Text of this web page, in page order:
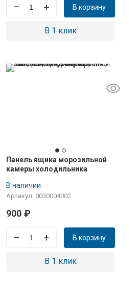
– + В корзину
В 1 клик
Панель ящика морозильной
камеры холодильника
131, 133, 146, 148 широкая
В наличии
Артикул: 0030004002
900 ₽
– + В корзину
В 1 клик